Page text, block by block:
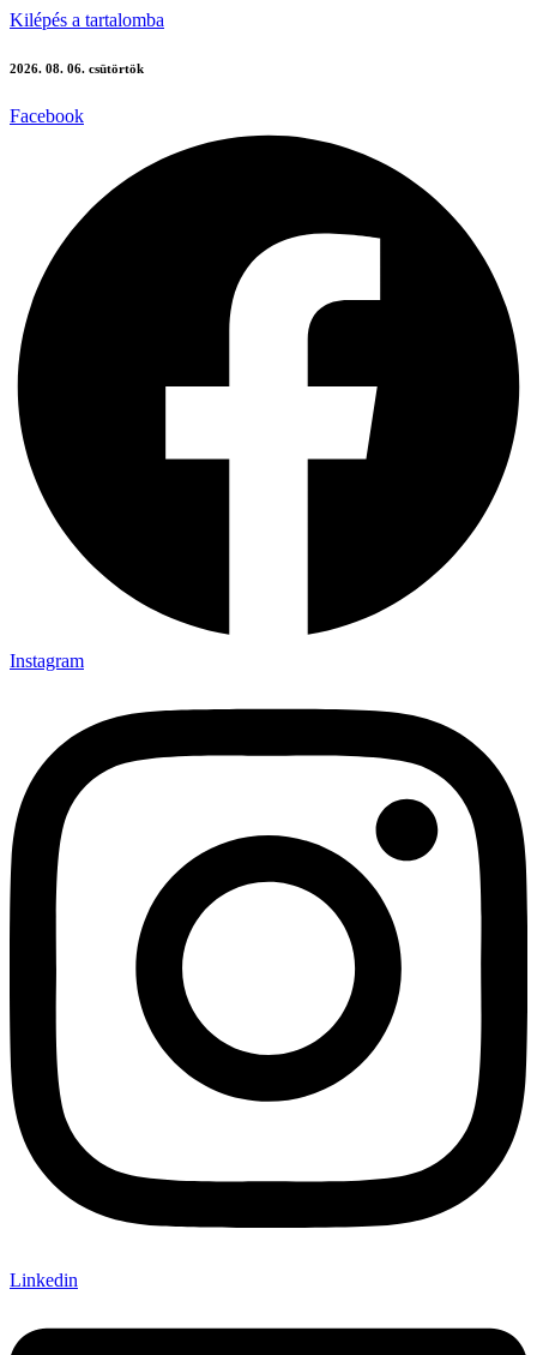
Kilépés a tartalomba
2026. 08. 06. csütörtök
Facebook
Instagram
Linkedin